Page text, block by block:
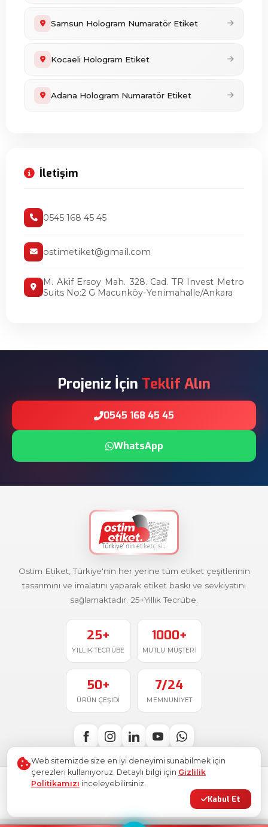
Samsun Hologram Numaratör Etiket
Kocaeli Hologram Etiket
Adana Hologram Numaratör Etiket
İletişim
0545 168 45 45
ostimetiket@gmail.com
M. Akif Ersoy Mah. 328. Cad. TR Invest Metro
Suits No:2 G Macunköy-Yenimahalle/Ankara
Projeniz İçin Teklif Alın
0545 168 45 45
WhatsApp
Ostim Etiket, Türkiye'nin her yerine tüm etiket çeşitlerinin
tasarımını ve imalatını yaparak etiket baskı ve sevkiyatını
sağlamaktadır. 25+Yıllık Tecrübe.
25+
YILLIK TECRÜBE
1000+
MUTLU MÜŞTERI
50+
ÜRÜN ÇEŞIDI
7/24
MEMNUNIYET
. Tüm hakları saklıdır.
Türkiye'de ile üretildi
Site Haritası
Web sitemizde size en iyi deneyimi sunabilmek için
çerezleri kullanıyoruz. Detaylı bilgi için Gizlilik
Politikamızı inceleyebilirsiniz.
Kabul Et